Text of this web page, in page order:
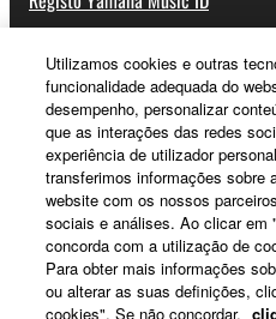
Sobre a Yamaha
Portugal - Portuguese
Negócio
Utilizamos cookies e outras
funcionalidade adequada do
desempenho, personalizar
que as interações das redes
experiência de utilizador
transferimos informações sobre
website com os nossos
sociais e análises. Ao clicar em
concorda com a utilização de
Para obter mais informações
ou alterar as suas definições,
cookies". Se não concordar,